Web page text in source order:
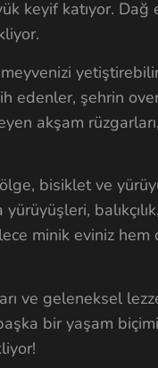
keyif katıyor.
edenler, şehrin
akşam
bisiklet ve
minik eviniz hem
ve geleneksel
bir yaşam